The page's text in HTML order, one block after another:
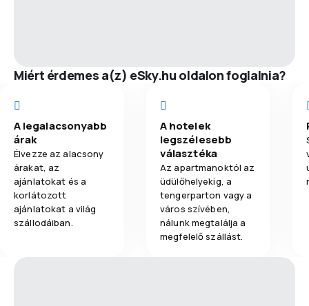
Miért érdemes a(z) eSky.hu oldalon foglalnia?
A legalacsonyabb
árak
Élvezze az alacsony
árakat, az
ajánlatokat és a
korlátozott
ajánlatokat a világ
szállodáiban.
A hotelek
legszélesebb
választéka
Az apartmanoktól az
üdülőhelyekig, a
tengerparton vagy a
város szívében,
nálunk megtalálja a
megfelelő szállást.